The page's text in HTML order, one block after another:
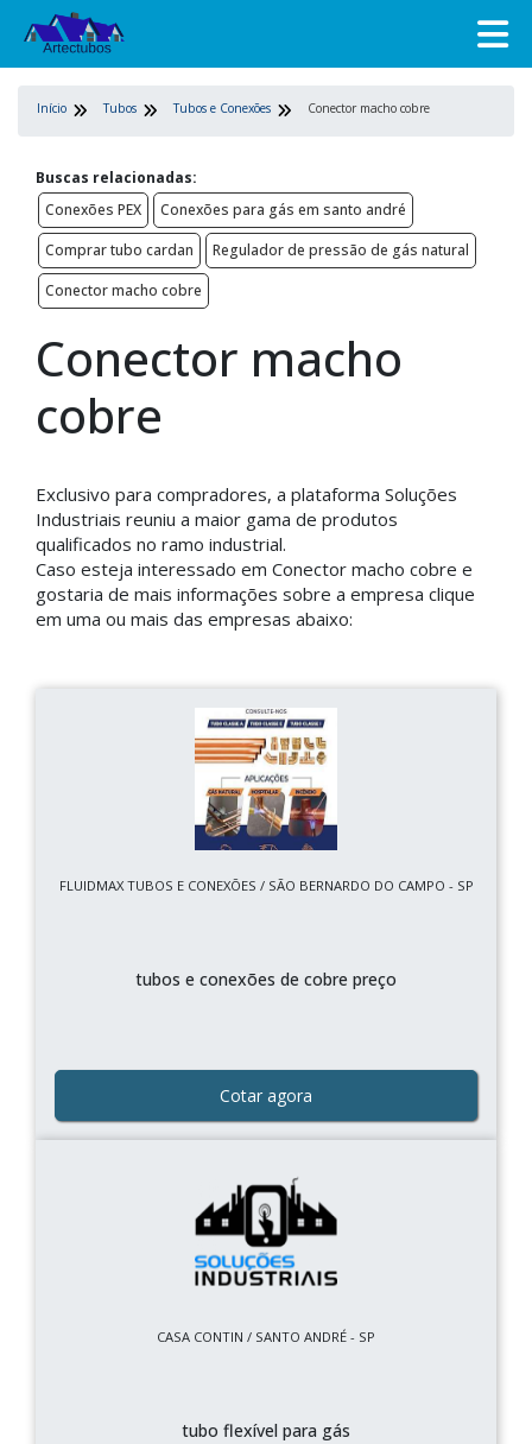
Início Tubos Tubos e Conexões Conector macho cobre
Buscas relacionadas:
Conexões PEX
Conexões para gás em santo andré
Comprar tubo cardan
Regulador de pressão de gás natural
Conector macho cobre
Conector macho
cobre
Exclusivo para compradores, a plataforma Soluções
Industriais reuniu a maior gama de produtos
qualificados no ramo industrial.
Caso esteja interessado em Conector macho cobre e
gostaria de mais informações sobre a empresa clique
em uma ou mais das empresas abaixo:
FLUIDMAX TUBOS E CONEXÕES / SÃO BERNARDO DO CAMPO - SP
tubos e conexões de cobre preço
Cotar agora
CASA CONTIN / SANTO ANDRÉ - SP
tubo flexível para gás